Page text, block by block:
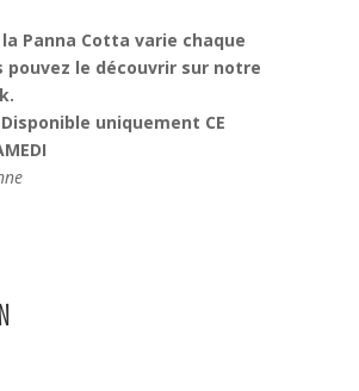
Panna Cotta varie chaque
pouvez le découvrir sur notre
uniquement CE